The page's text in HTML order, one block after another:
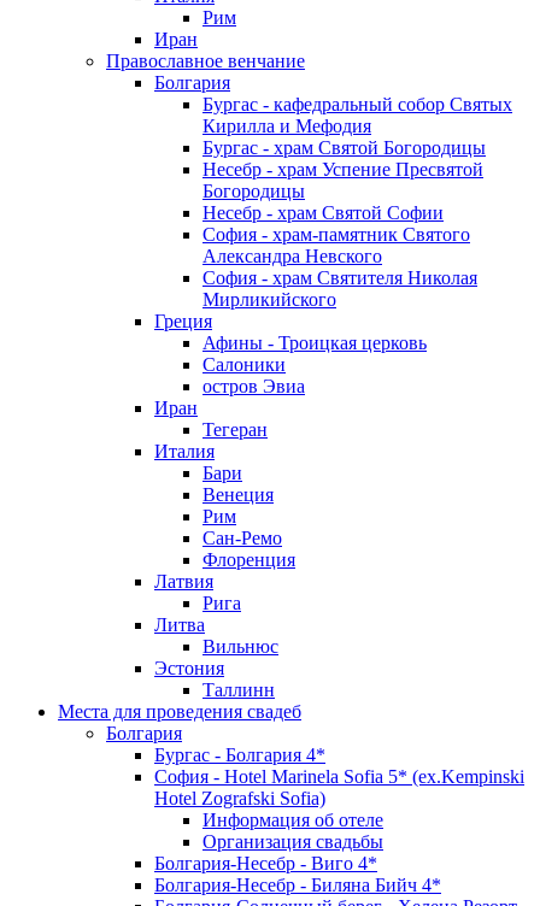
Рим
Иран
Православное венчание
Болгария
Бургас - кафедральный собор Святых
Кирилла и Мефодия
Бургас - храм Святой Богородицы
Несебр - храм Успение Пресвятой
Богородицы
Несебр - храм Святой Софии
София - храм-памятник Святого
Александра Невского
София - храм Святителя Николая
Мирликийского
Греция
Афины - Троицкая церковь
Салоники
остров Эвиа
Иран
Тегеран
Италия
Бари
Венеция
Рим
Сан-Ремо
Флоренция
Латвия
Рига
Литва
Вильнюс
Эстония
Таллинн
Места для проведения свадеб
Болгария
Бургас - Болгария 4*
София - Hotel Marinela Sofia 5* (ex.Kempinski
Hotel Zografski Sofia)
Информация об отеле
Организация свадьбы
Болгария-Несебр - Виго 4*
Болгария-Несебр - Биляна Бийч 4*